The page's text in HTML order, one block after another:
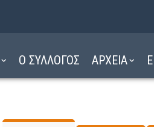
Ο ΣΥΛΛΟΓΟΣ ΑΡΧΕΙΑ